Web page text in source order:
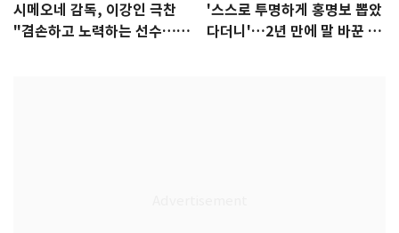
시메오네 감독, 이강인 극찬
"겸손하고 노력하는 선수…좋
'스스로 투명하게 홍명보 뽑았
다더니'…2년 만에 말 바꾼 이